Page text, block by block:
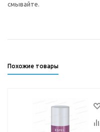
смывайте.
Похожие товары